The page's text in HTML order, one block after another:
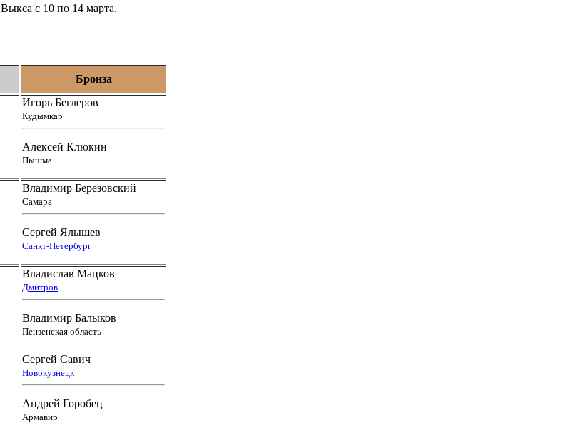
Выкса с 10 по 14 марта.
Бронза
Игорь Беглеров
Кудымкар
Алексей Клюкин
Пышма
Владимир Березовский
Самара
Сергей Ялышев
Санкт-Петербург
Владислав Мацков
Дмитров
Владимир Балыков
Пензенская область
Сергей Савич
Новокузнецк
Андрей Горобец
Армавир